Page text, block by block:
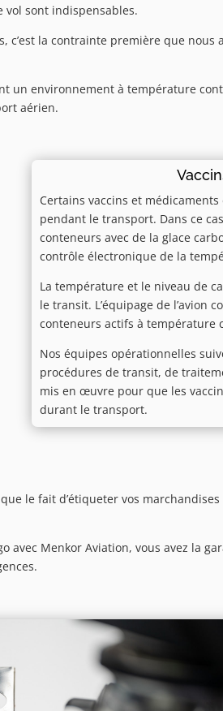
sont indispensables.
la contrainte première que
un environnement à température
aérien.
Certains vaccins et
pendant le transport. Dans ce
conteneurs avec de la glace
contrôle électronique de la
La température et le niveau de
le transit. L’équipage de l’avion
conteneurs actifs à température
Nos équipes opérationnelles
procédures de transit, de
mis en œuvre pour que les
durant le transport.
le fait d’étiqueter vos
Menkor Aviation, vous avez la